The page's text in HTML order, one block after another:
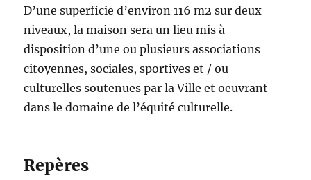
D’une superficie d’environ 116 m2 sur deux
niveaux, la maison sera un lieu mis à
disposition d’une ou plusieurs associations
citoyennes, sociales, sportives et / ou
culturelles soutenues par la Ville et oeuvrant
dans le domaine de l’équité culturelle.
Repères